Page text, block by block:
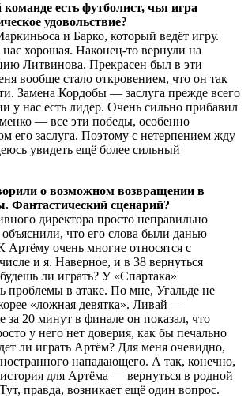
есть футболист, чья игра
удовольствие?
и Барко, который ведёт игру.
нас хорошая. Наконец-то вернули на
Литвинова. Прекрасен был в эти
вообще стало откровением, что он так
Замена Кордобы — заслуга прежде всего
у нас есть лидер. Очень сильно прибавил
— все эти победы, особенно
его заслуга. Поэтому с нетерпением жду
увидеть ещё более сильный
о возможном возвращении в
Фантастический сценарий?
директора просто неправильно
что его слова были данью
очень многие относятся с
и я. Наверное, и в 38 вернуться
ли играть? У «Спартака»
проблемы в атаке. По мне, Угальде не
«ложная девятка». Ливай —
20 минут в финале он показал, что
у него нет доверия, как бы печально
ли играть Артём? Для меня очевидно,
нападающего. А так, конечно,
для Артёма — вернуться в родной
правда, возникает ещё один вопрос.